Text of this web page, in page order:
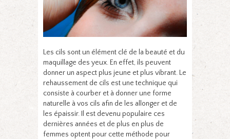
Les cils sont un élément clé de la beauté et du
maquillage des yeux. En effet, ils peuvent
donner un aspect plus jeune et plus vibrant. Le
rehaussement de cils est une technique qui
consiste à courber et à donner une forme
naturelle à vos cils afin de les allonger et de
les épaissir. Il est devenu populaire ces
dernières années et de plus en plus de
femmes optent pour cette méthode pour